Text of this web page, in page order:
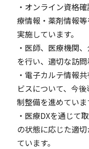
・オンライン資格
療情報・薬剤情報
実施しています。
・医師、医療機関
を行い、適切な訪問
・電子カルテ情報
ビスについて、今
制整備を進めていま
・医療DXを通じて
の状態に応じた適
ています。